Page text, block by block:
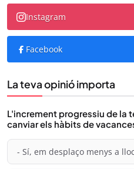
Instagram
Facebook
La teva opinió importa
L'increment progressiu de la
canviar els hàbits de
- Sí, em desplaço menys a